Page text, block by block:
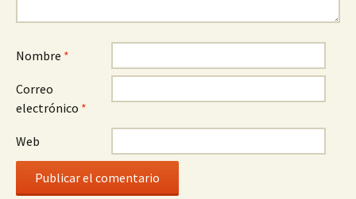
Nombre *
Correo
electrónico *
Web